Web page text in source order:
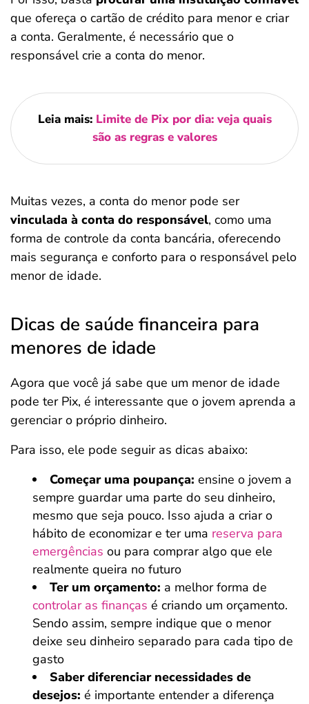
que ofereça o cartão de crédito para menor e criar
a conta. Geralmente, é necessário que o
responsável crie a conta do menor.
Leia mais: Limite de Pix por dia: veja quais
são as regras e valores
Muitas vezes, a conta do menor pode ser
vinculada à conta do responsável, como uma
forma de controle da conta bancária, oferecendo
mais segurança e conforto para o responsável pelo
menor de idade.
Dicas de saúde financeira para
menores de idade
Agora que você já sabe que um menor de idade
pode ter Pix, é interessante que o jovem aprenda a
gerenciar o próprio dinheiro.
Para isso, ele pode seguir as dicas abaixo:
Começar uma poupança: ensine o jovem a
sempre guardar uma parte do seu dinheiro,
mesmo que seja pouco. Isso ajuda a criar o
hábito de economizar e ter uma reserva para
emergências ou para comprar algo que ele
realmente queira no futuro
Ter um orçamento: a melhor forma de
controlar as finanças é criando um orçamento.
Sendo assim, sempre indique que o menor
deixe seu dinheiro separado para cada tipo de
gasto
Saber diferenciar necessidades de
desejos: é importante entender a diferença